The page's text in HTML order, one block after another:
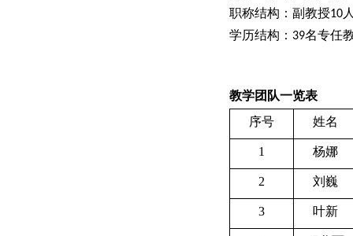
职称结构：副教授10
学历结构： 39名专任
教学团队一览表
序号
姓名
1 杨娜
2 刘巍
3 叶新